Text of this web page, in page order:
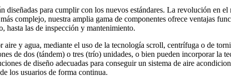
para cumplir con los nuevos estándares. La revolución en
complejo, nuestra amplia gama de componentes ofrece ventajas
hasta las de inspección y mantenimiento.
y agua, mediante el uso de la tecnología scroll, centrífuga o de
de dos (tándem) o tres (trío) unidades, o bien pueden incorporar la
de diseño adecuadas para conseguir un sistema de aire
los usuarios de forma continua.